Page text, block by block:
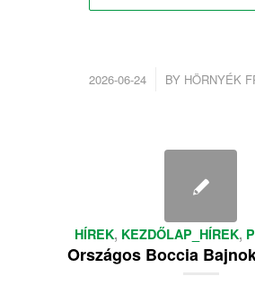
2026-06-24
/ BY HÖRNYÉK
HÍREK, KEZDŐLAP_HÍREK,
Országos Boccia